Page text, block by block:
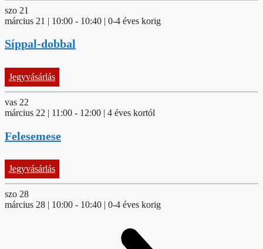
szo 21
Jegyvásárlás
március 21 | 10:00 - 10:40 | 0-4 éves korig
Síppal-dobbal
vas 22
Jegyvásárlás
március 22 | 11:00 - 12:00 | 4 éves kortól
Felesemese
szo 28
március 28 | 10:00 - 10:40 | 0-4 éves korig